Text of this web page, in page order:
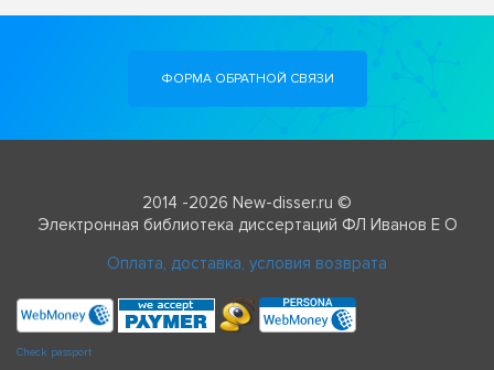
ФОРМА ОБРАТНОЙ СВЯЗИ
2014 -2026 New-disser.ru ©
Электронная библиотека диссертаций ФЛ Иванов Е О
Оплата, доставка, условия возврата
Check passport